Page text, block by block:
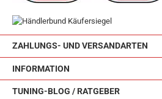
ZAHLUNGS- UND VERSANDARTEN
INFORMATION
TUNING-BLOG / RATGEBER